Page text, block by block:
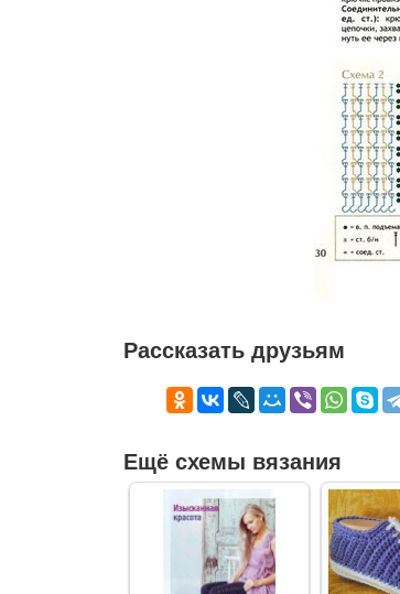
Рассказать друзьям
Ещё схемы вязания